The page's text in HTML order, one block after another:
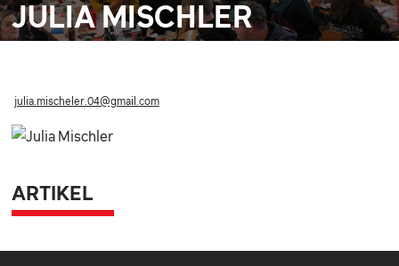
JULIA MISCHLER
julia.mischeler.04@gmail.com
ARTIKEL